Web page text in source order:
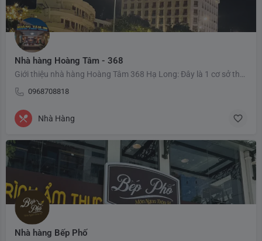
Nhà hàng Hoàng Tâm - 368
0968708818
Nhà Hàng
Nhà hàng Bếp Phố